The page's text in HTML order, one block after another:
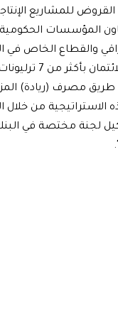
للمشاريع
المؤسسات
والقطاع الخاص
وأشار الى "اسهام
طريق مصرف (ريادة)
الاستراتيجية من
لجنة مختصة في البنك